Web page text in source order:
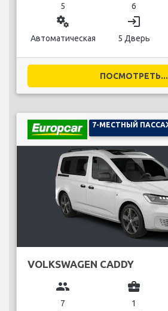
5 6
miscellaneous_services
Автоматическая
login
5 Дверь
ПОСМОТРЕТЬ...
VOLKSWAGEN CADDY
group
7
business_center
1